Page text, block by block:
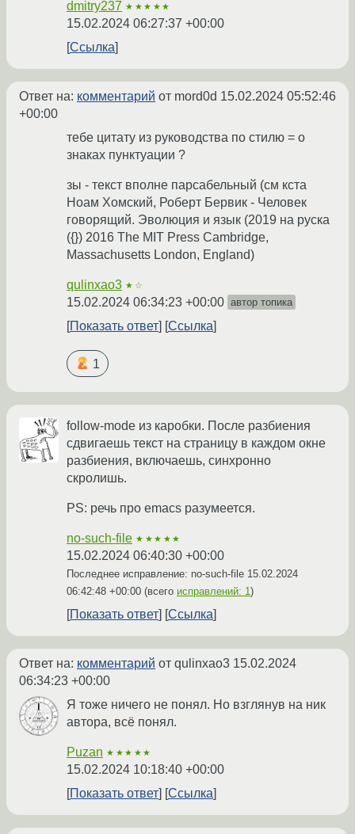
dmitry237 ★★★★★
15.02.2024 06:27:37 +00:00
Ссылка
Ответ на: комментарий от mord0d 15.02.2024 05:52:46
+00:00
тебе цитату из руководства по стилю = о
знаках пунктуации ?
зы - текст вполне парсабельный (см кста
Ноам Хомский, Роберт Бервик - Человек
говорящий. Эволюция и язык (2019 на руска
({}) 2016 The MIT Press Cambridge,
Massachusetts London, England)
qulinxao3 ★☆
15.02.2024 06:34:23 +00:00 автор топика
Показать ответ Ссылка
1
follow-mode из каробки. После разбиения
сдвигаешь текст на страницу в каждом окне
разбиения, включаешь, синхронно
скролишь.
PS: речь про emacs разумеется.
no-such-file ★★★★★
15.02.2024 06:40:30 +00:00
Последнее исправление: no-such-file 15.02.2024
06:42:48 +00:00 (всего исправлений: 1 )
Показать ответ Ссылка
Ответ на: комментарий от qulinxao3 15.02.2024
06:34:23 +00:00
Я тоже ничего не понял. Но взглянув на ник
автора, всё понял.
Puzan ★★★★★
15.02.2024 10:18:40 +00:00
Показать ответ
Ссылка